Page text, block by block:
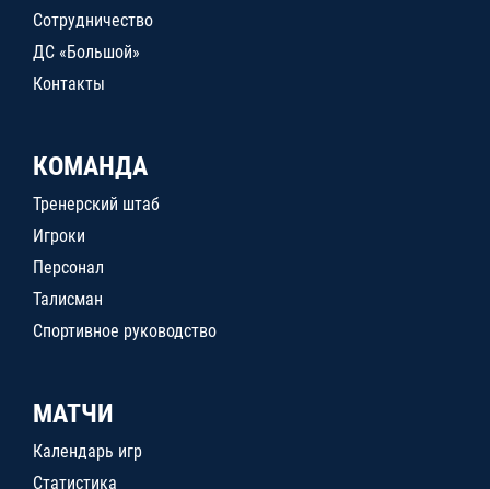
Сотрудничество
ДС «Большой»
Контакты
КОМАНДА
Тренерский штаб
Игроки
Персонал
Талисман
Спортивное руководство
МАТЧИ
Календарь игр
Статистика